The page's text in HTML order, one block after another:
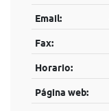
Email:
Fax:
Horario:
Página web: